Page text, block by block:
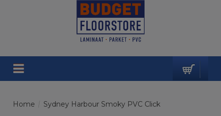
Home Sydney Harbour Smoky PVC Click